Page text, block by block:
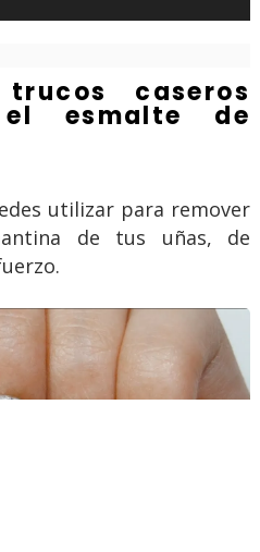
caseros
esmalte de
de tus uñas, de